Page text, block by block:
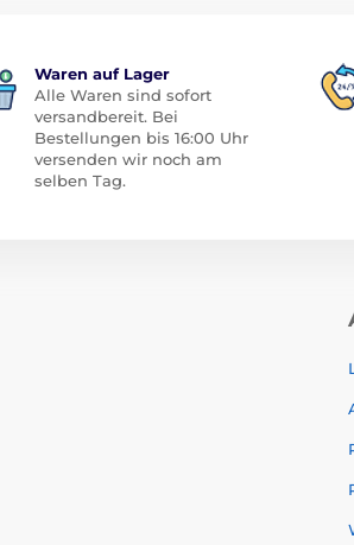
Waren auf Lager
Alle Waren sind sofort
versandbereit. Bei
Bestellungen bis 16:00 Uhr
versenden wir noch am
selben Tag.